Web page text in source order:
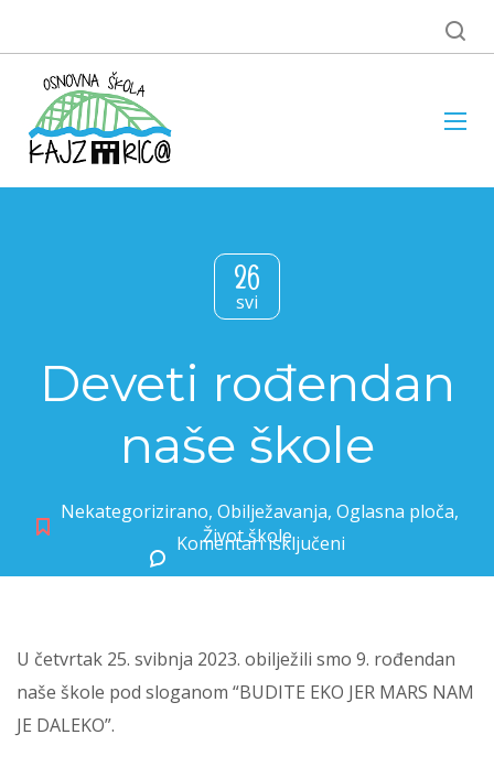
26
svi
Deveti rođendan
naše škole
Nekategorizirano, Obilježavanja, Oglasna ploča,
Život škole
Komentari isključeni
U četvrtak 25. svibnja 2023. obilježili smo 9. rođendan
naše škole pod sloganom “BUDITE EKO JER MARS NAM
JE DALEKO”.